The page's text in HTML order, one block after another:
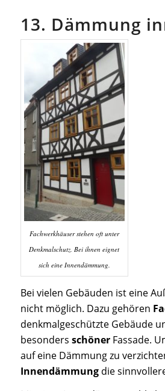
13. Dämmung
Fachwerkhäuser stehen oft unter
Denkmalschutz. Bei ihnen eignet
sich eine Innendämmung.
Bei vielen Gebäuden ist eine
nicht möglich. Dazu gehören
denkmalgeschützte Gebäude
besonders schönerFassade.
auf eine Dämmung zu
Innendämmungdie